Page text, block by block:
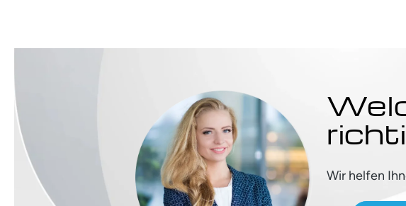
Wir helfen